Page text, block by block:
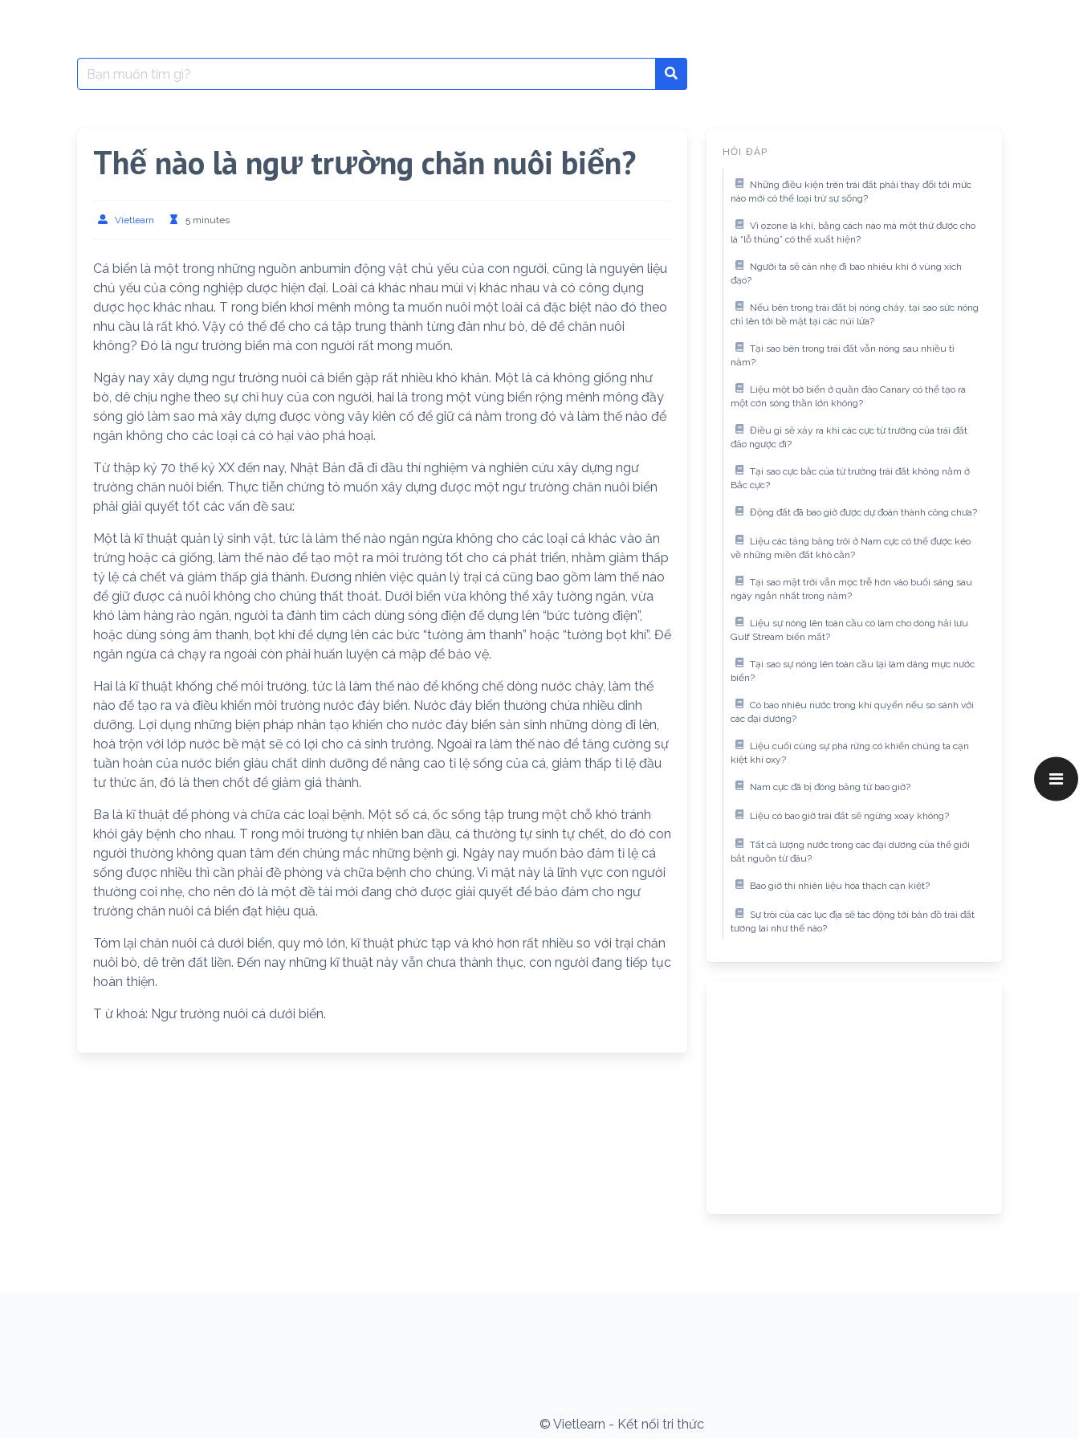
Search
for:
Thế nào là ngư trường chăn nuôi biển?
Vietlearn 5 minutes
Cá biển là một trong những nguồn anbumin động vật chủ yếu của con người, cũng là nguyên liệu
chủ yếu của công nghiệp dược hiện đại. Loài cá khác nhau mùi vị khác nhau và có công dụng
dược học khác nhau. T rong biển khơi mênh mông ta muốn nuôi một loài cá đặc biệt nào đó theo
nhu cầu là rất khó. Vậy có thể để cho cá tập trung thành từng đàn như bò, dê để chăn nuôi
không? Đó là ngư trường biển mà con người rất mong muốn.
Ngày nay xây dựng ngư trường nuôi cá biển gặp rất nhiều khó khăn. Một là cá không giống như
bò, dê chịu nghe theo sự chỉ huy của con người, hai là trong một vùng biển rộng mênh mông đầy
sóng gió làm sao mà xây dựng được vòng vây kiên cố để giữ cá nằm trong đó và làm thế nào để
ngăn không cho các loại cá có hại vào phá hoại.
Từ thập kỷ 70 thế kỷ XX đến nay, Nhật Bản đã đi đầu thí nghiệm và nghiên cứu xây dựng ngư
trường chăn nuôi biển. Thực tiễn chứng tỏ muốn xây dựng được một ngư trường chăn nuôi biển
phải giải quyết tốt các vấn đề sau:
Một là kĩ thuật quản lý sinh vật, tức là làm thế nào ngăn ngừa không cho các loại cá khác vào ăn
trứng hoặc cá giống, làm thế nào để tạo một ra môi trường tốt cho cá phát triển, nhằm giảm thấp
tỷ lệ cá chết và giảm thấp giá thành. Đương nhiên việc quản lý trại cá cũng bao gồm làm thế nào
để giữ được cá nuôi không cho chúng thất thoát. Dưới biển vừa không thể xây tường ngăn, vừa
khó làm hàng rào ngăn, người ta đành tìm cách dùng sóng điện để dựng lên “bức tường điện”,
hoặc dùng sóng âm thanh, bọt khí để dựng lên các bức “tường âm thanh” hoặc “tường bọt khí”. Để
ngăn ngừa cá chạy ra ngoài còn phải huấn luyện cá mập để bảo vệ.
Hai là kĩ thuật khống chế môi trường, tức là làm thế nào để khống chế dòng nước chảy, làm thế
nào để tạo ra và điều khiển môi trường nước đáy biển. Nước đáy biển thường chứa nhiều dinh
dưỡng. Lợi dụng những biện pháp nhân tạo khiến cho nước đáy biển sản sinh những dòng đi lên,
hoà trộn với lớp nước bề mặt sẽ có lợi cho cá sinh trưởng. Ngoài ra làm thế nào để tăng cường sự
tuần hoàn của nước biển giàu chất dinh dưỡng để nâng cao tỉ lệ sống của cá, giảm thấp tỉ lệ đầu
tư thức ăn, đó là then chốt để giảm giá thành.
Ba là kĩ thuật để phòng và chữa các loại bệnh. Một số cá, ốc sống tập trung một chỗ khó tránh
khỏi gây bệnh cho nhau. T rong môi trường tự nhiên ban đầu, cá thường tự sinh tự chết, do đó con
người thường không quan tâm đến chúng mắc những bệnh gì. Ngày nay muốn bảo đảm tỉ lệ cá
sống được nhiều thì cần phải đề phòng và chữa bệnh cho chúng. Vì mặt này là lĩnh vực con người
thường coi nhẹ, cho nên đó là một đề tài mới đang chờ được giải quyết để bảo đảm cho ngư
trường chăn nuôi cá biển đạt hiệu quả.
Tóm lại chăn nuôi cá dưới biển, quy mô lớn, kĩ thuật phức tạp và khó hơn rất nhiều so với trại chăn
nuôi bò, dê trên đất liền. Đến nay những kĩ thuật này vẫn chưa thành thục, con người đang tiếp tục
hoàn thiện.
T ừ khoá: Ngư trường nuôi cá dưới biển.
HỎI ĐÁP
Những điều kiện trên trái đất phải thay đổi tới mức
nào mới có thể loại trừ sự sống?
Vì ozone là khí, bằng cách nào mà một thứ được cho
là “lỗ thủng” có thể xuất hiện?
Người ta sẽ cân nhẹ đi bao nhiêu khi ở vùng xích
đạo?
Nếu bên trong trái đất bị nóng chảy, tại sao sức nóng
chỉ lên tới bề mặt tại các núi lửa?
Tại sao bên trong trái đất vẫn nóng sau nhiều tỉ
năm?
Liệu một bờ biển ở quần đảo Canary có thể tạo ra
một cơn sóng thần lớn không?
Điều gì sẽ xảy ra khi các cực từ trường của trái đất
đảo ngược đi?
Tại sao cực bắc của từ trường trái đất không nằm ở
Bắc cực?
Động đất đã bao giờ được dự đoán thành công chưa?
Liệu các tảng băng trôi ở Nam cực có thể được kéo
về những miền đất khô cằn?
Tại sao mặt trời vẫn mọc trễ hơn vào buổi sáng sau
ngày ngắn nhất trong năm?
Liệu sự nóng lên toàn cầu có làm cho dòng hải lưu
Gulf Stream biến mất?
Tại sao sự nóng lên toàn cầu lại làm dâng mực nước
biển?
Có bao nhiêu nước trong khí quyển nếu so sánh với
các đại dương?
Liệu cuối cùng sự phá rừng có khiến chúng ta cạn
kiệt khí oxy?
Nam cực đã bị đóng băng từ bao giờ?
Liệu có bao giờ trái đất sẽ ngừng xoay không?
Tất cả lượng nước trong các đại dương của thế giới
bắt nguồn từ đâu?
Bao giờ thì nhiên liệu hóa thạch cạn kiệt?
Sự trôi của các lục địa sẽ tác động tới bản đồ trái đất
tương lai như thế nào?
© Vietlearn - Kết nối tri thức